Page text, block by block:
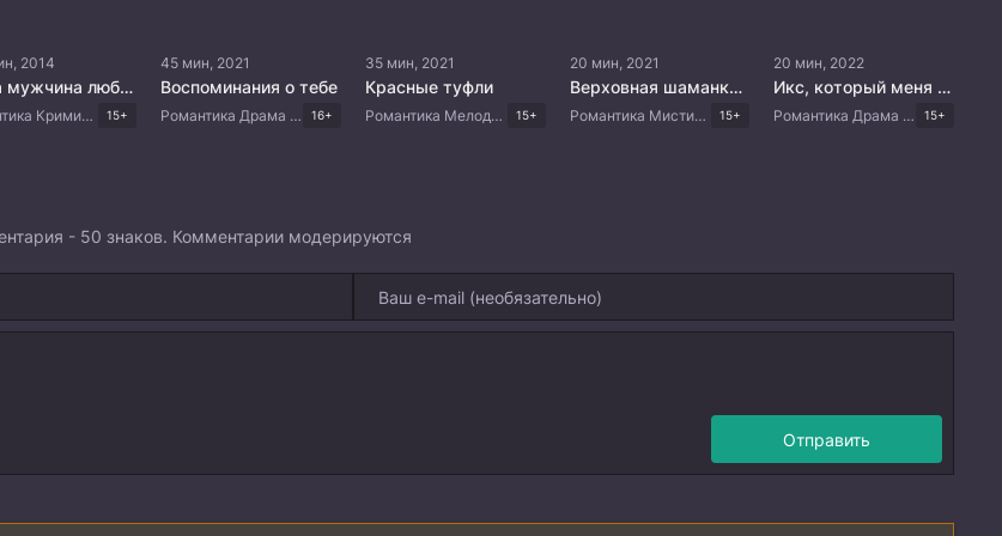
2014
Когда мужчина любит женщину
Романтика Криминал Драма Корейские дорамы 15+
45 мин, 2021
Воспоминания о тебе
Романтика Драма Китайские дорамы 16+
35 мин, 2021
Красные туфли
Романтика Мелодрама Драма Корейские дорамы 15+
20 мин, 2021
Верховная шаманка Ка Ду-щим
Романтика Мистика Корейские дорамы 15+
20 мин, 2022
Икс, который меня не любит
Романтика Драма Корейские дорамы 15+
- 50 знаков. Комментарии модерируются
Отправить